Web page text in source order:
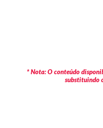
* Nota: O conteúdo
substituindo